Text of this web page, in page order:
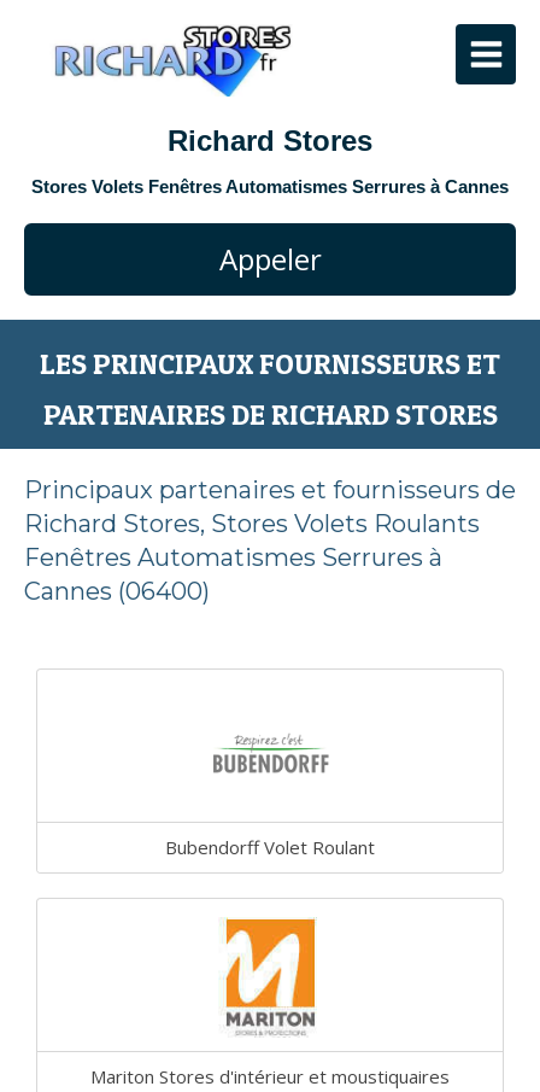
Richard Stores
Stores Volets Fenêtres Automatismes Serrures à Cannes
Appeler
LES PRINCIPAUX FOURNISSEURS ET
PARTENAIRES DE RICHARD STORES
Principaux partenaires et fournisseurs de
Richard Stores, Stores Volets Roulants
Fenêtres Automatismes Serrures à
Cannes (06400)
Bubendorff Volet Roulant
Mariton Stores d'intérieur et moustiquaires